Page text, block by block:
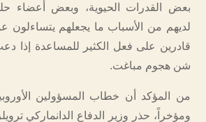
بعض القدرات الحيوية، وبعض أعضاء
لديهم من الأسباب ما يجعلهم يتساءلون
قادرين على فعل الكثير للمساعدة إذا
شن هجوم مباغت.
من المؤكد أن خطاب المسؤولين
ومؤخراً، حذر وزير الدفاع الدانماركي